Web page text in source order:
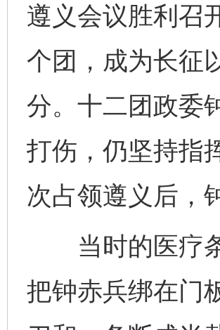
遵义会议胜利召
个团，成为长征
分。十二团政委
打伤，仍坚持指
次占领遵义后，
当时的医疗条
把钟赤兵绑在门